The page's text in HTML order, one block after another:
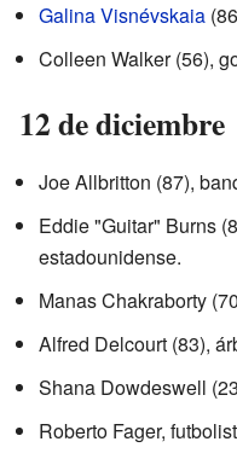
Galina Visnévskaia
Colleen Walker (56),
12 de diciembre
Joe Allbritton (87),
Eddie "Guitar" Burns
estadounidense.
Manas Chakraborty
Alfred Delcourt (83),
Shana Dowdeswell
Roberto Fager,